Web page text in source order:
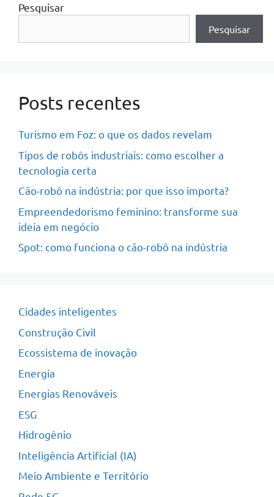
Pesquisar
Pesquisar
Posts recentes
Turismo em Foz: o que os dados revelam
Tipos de robôs industriais: como escolher a
tecnologia certa
Cão-robô na indústria: por que isso importa?
Empreendedorismo feminino: transforme sua
ideia em negócio
Spot: como funciona o cão-robô na indústria
Cidades inteligentes
Construção Civil
Ecossistema de inovação
Energia
Energias Renováveis
ESG
Hidrogênio
Inteligência Artificial (IA)
Meio Ambiente e Território